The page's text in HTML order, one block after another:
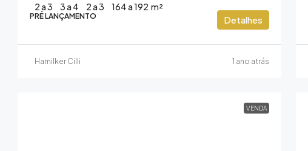
2 a 3 3 a 4 2 a 3 164 a 192 m²
PRÉ LANÇAMENTO Detalhes
Hamilker Cilli 1 ano atrás
VENDA